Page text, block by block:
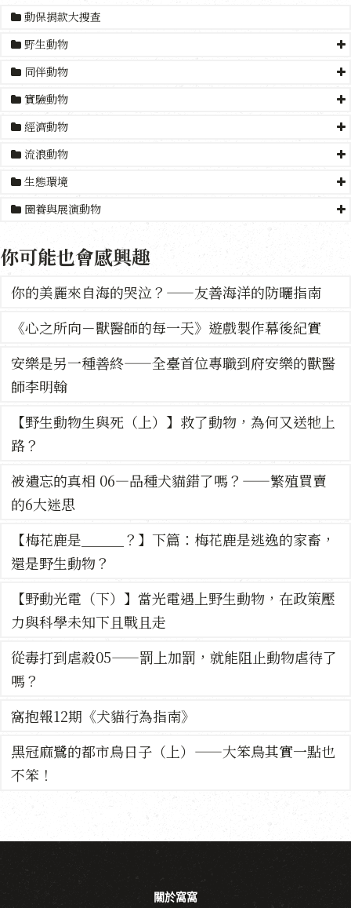
動保捐款大搜查
野生動物
同伴動物
實驗動物
經濟動物
流浪動物
生態環境
圈養與展演動物
你可能也會感興趣
你的美麗來自海的哭泣？——友善海洋的防曬指南
《心之所向－獸醫師的每一天》遊戲製作幕後紀實
安樂是另一種善終——全臺首位專職到府安樂的獸醫
師李明翰
【野生動物生與死（上）】救了動物，為何又送牠上
路？
被遺忘的真相 06—品種犬貓錯了嗎？——繁殖買賣
的6大迷思
【梅花鹿是＿＿＿？】下篇：梅花鹿是逃逸的家畜，
還是野生動物？
【野動光電（下）】當光電遇上野生動物，在政策壓
力與科學未知下且戰且走
從毒打到虐殺05——罰上加罰，就能阻止動物虐待了
嗎？
窩抱報12期《犬貓行為指南》
黑冠麻鷺的都市鳥日子（上）——大笨鳥其實一點也
不笨！
關於窩窩